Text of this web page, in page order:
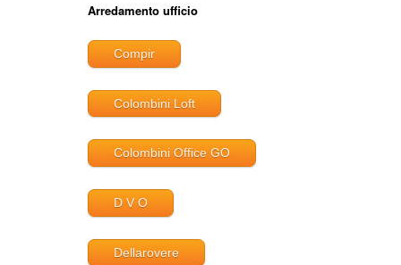
Arredamento ufficio
Compir
Colombini Loft
Colombini Office GO
D V O
Dellarovere